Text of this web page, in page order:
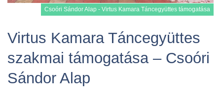
Csoóri Sándor Alap - Virtus Kamara Táncegyüttes támogatása
Virtus Kamara Táncegyüttes
szakmai támogatása – Csoóri
Sándor Alap